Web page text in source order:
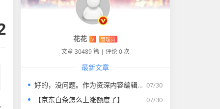
花花 V 管理员
文章 30489 篇 | 评论 0 次
最新文章
07/30
好的，没问题。作为资深内容编辑，我将为您打造一篇符合要求的专业教程文章。
07/30
【京东白条怎么上涨额度了】